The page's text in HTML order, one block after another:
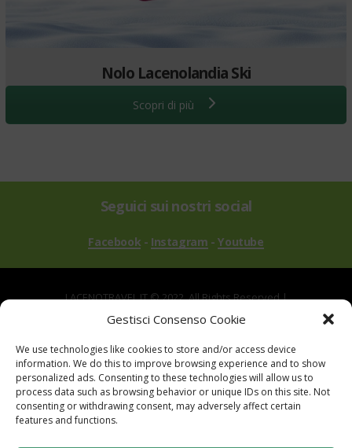
Gestisci Consenso Cookie
We use technologies like cookies to store and/or access device
information. We do this to improve browsing experience and to show
personalized ads. Consenting to these technologies will allow us to
process data such as browsing behavior or unique IDs on this site. Not
consenting or withdrawing consent, may adversely affect certain
features and functions.
Nolo Lacenolandia Ski
Scopri di più
Seguici sui nostri social
Facebook - Instagram -Youtube
LACENOTRAVEL.IT © 2022. All Rights Reserved |
via Alle Mandrie, 83043 Bagnoli Irpino AV | P.IVA
Powered byTreeWeb|Privacy| Cookie |
Contatti |Mappa del Sito